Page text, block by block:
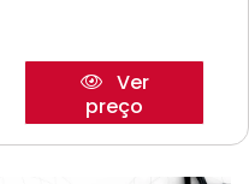
Ver
preço